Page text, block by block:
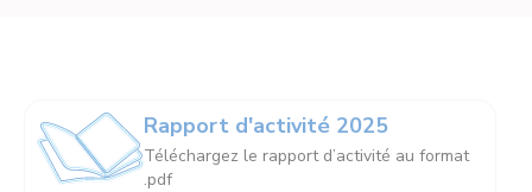
Rapport d'activité 2025
Téléchargez le rapport d’activité au format
.pdf